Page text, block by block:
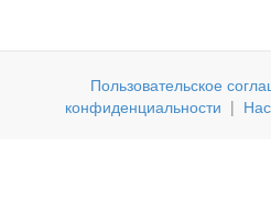
Пользовательское
конфиденциальности |